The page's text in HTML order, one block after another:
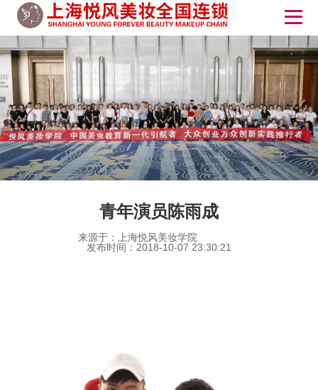
青年演员陈雨成
来源于：上海悦风美妆学院
发布时间：2018-10-07 23:30:21